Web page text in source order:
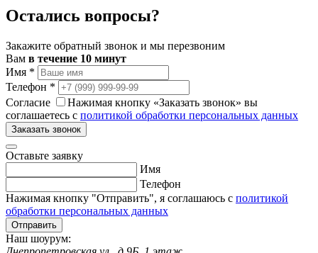
Остались вопросы?
Закажите обратный звонок и мы перезвоним
Вам в течение 10 минут
Имя *
Телефон *
Согласие
Нажимая кнопку «Заказать звонок» вы
соглашаетесь с политикой обработки персональных данных
Заказать звонок
Оставьте заявку
Имя
Телефон
Нажимая кнопку "Отправить", я соглашаюсь с политикой
обработки персональных данных
Отправить
Наш шоурум: